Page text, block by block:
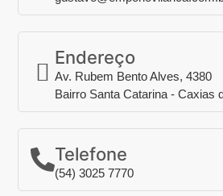
Endereço
Av. Rubem Bento Alves, 4380
Bairro Santa Catarina - Caxias
Telefone
(54) 3025 7770